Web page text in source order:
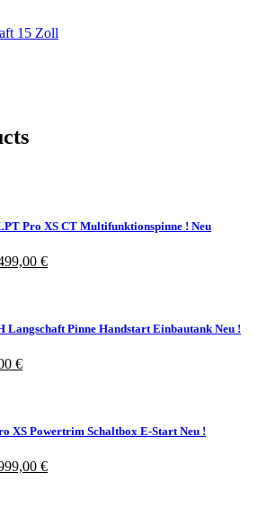
15 Zoll
Pro XS CT Multifunktionspinne ! Neu
€
Pinne Handstart Einbautank Neu !
€
XS Powertrim Schaltbox E-Start Neu !
€